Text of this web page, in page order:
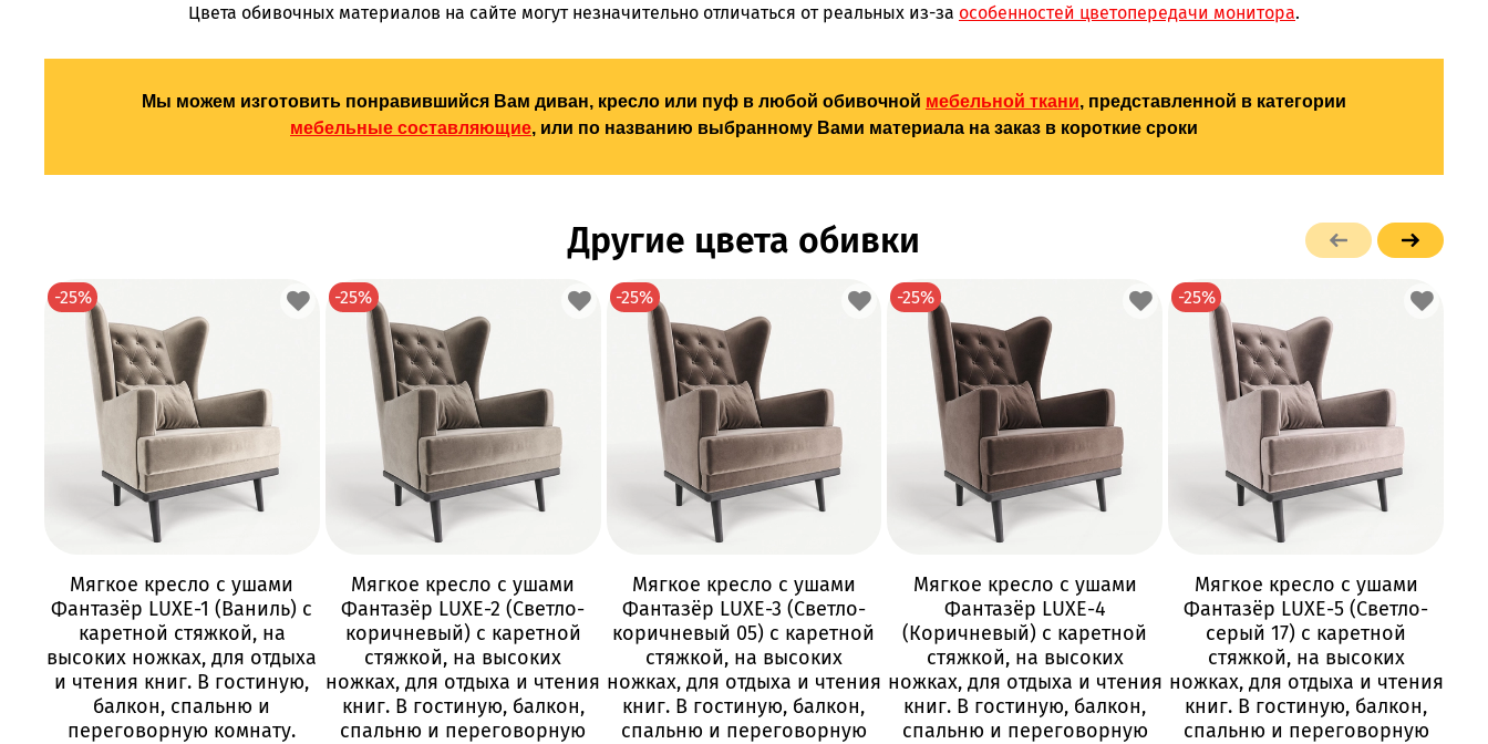
Цвета обивочных материалов на сайте могут незначительно отличаться от реальных из-за особенностей цветопередачи монитора.
Мы можем изготовить понравившийся Вам диван, кресло или пуф в любой обивочной мебельной ткани, представленной в категории
мебельные составляющие, или по названию выбранному Вами материала на заказ в короткие сроки
Другие цвета обивки
-25%
Мягкое кресло с ушами
Фантазёр LUXE-1 (Ваниль) с
каретной стяжкой, на
высоких ножках, для отдыха
и чтения книг. В гостиную,
балкон, спальню и
переговорную комнату.
-25%
Мягкое кресло с ушами
Фантазёр LUXE-2 (Светло-
коричневый) с каретной
стяжкой, на высоких
ножках, для отдыха и чтения
книг. В гостиную, балкон,
спальню и переговорную
-25%
Мягкое кресло с ушами
Фантазёр LUXE-3 (Светло-
коричневый 05) с каретной
стяжкой, на высоких
ножках, для отдыха и чтения
книг. В гостиную, балкон,
спальню и переговорную
-25%
Мягкое кресло с ушами
Фантазёр LUXE-4
(Коричневый) с каретной
стяжкой, на высоких
ножках, для отдыха и чтения
книг. В гостиную, балкон,
спальню и переговорную
-25%
Мягкое кресло с ушами
Фантазёр LUXE-5 (Светло-
серый 17) с каретной
стяжкой, на высоких
ножках, для отдыха и чтения
книг. В гостиную, балкон,
спальню и переговорную